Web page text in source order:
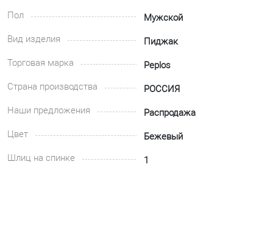
Пол
Мужской
Вид изделия
Пиджак
Торговая марка
Peplos
Страна производства
РОССИЯ
Наши предложения
Распродажа
Цвет
Бежевый
Шлиц на спинке
1